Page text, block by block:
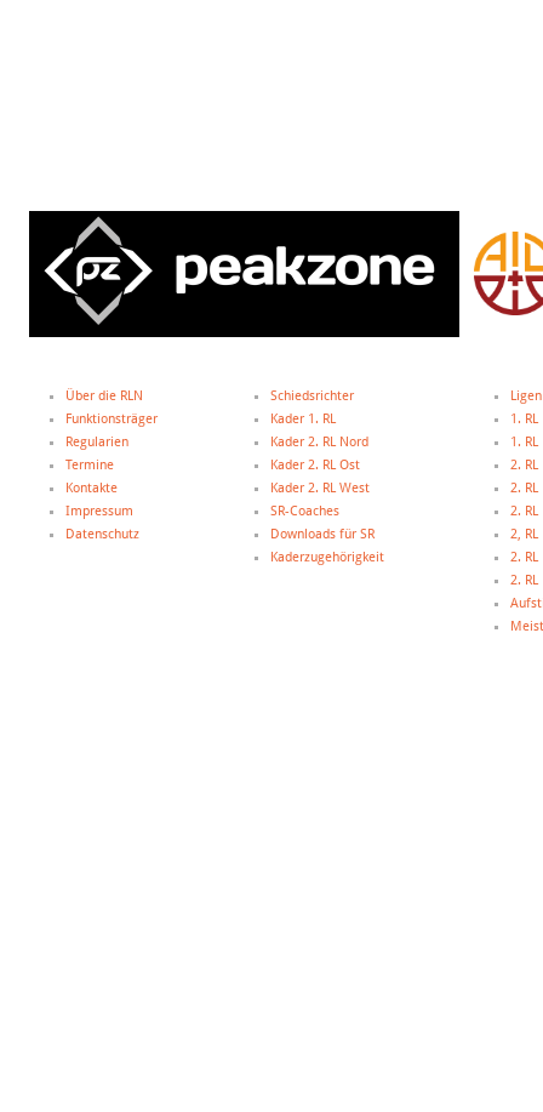
Über die RLN
Funktionsträger
Regularien
Termine
Kontakte
Impressum
Datenschutz
Schiedsrichter
Kader 1. RL
Kader 2. RL Nord
Kader 2. RL Ost
Kader 2. RL West
SR-Coaches
Downloads für SR
Kaderzugehörigkeit
Ligen
1.
1.
2.
2.
2.
2,
2.
2.